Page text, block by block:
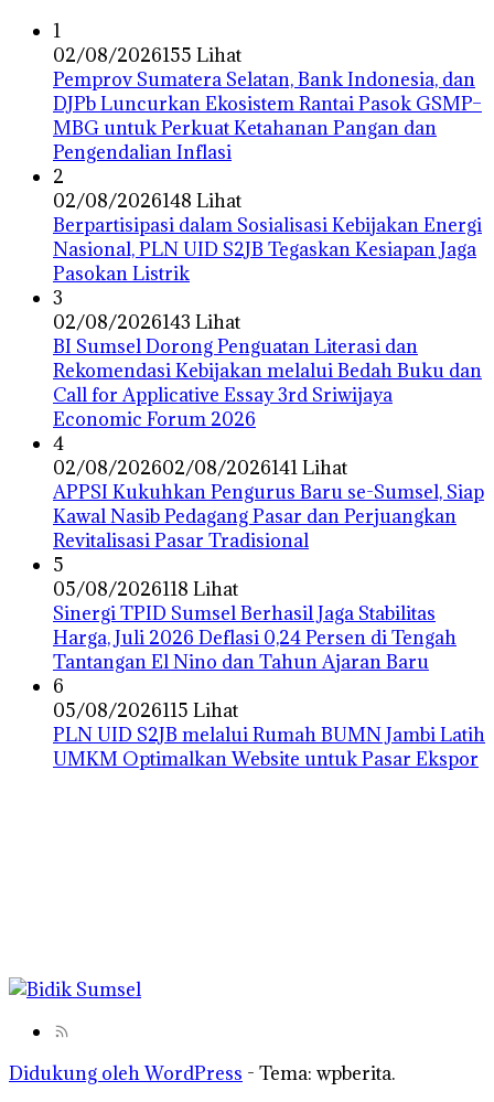
1
02/08/2026155 Lihat
Pemprov Sumatera Selatan, Bank Indonesia, dan
DJPb Luncurkan Ekosistem Rantai Pasok GSMP–
MBG untuk Perkuat Ketahanan Pangan dan
Pengendalian Inflasi
2
02/08/2026148 Lihat
Berpartisipasi dalam Sosialisasi Kebijakan Energi
Nasional, PLN UID S2JB Tegaskan Kesiapan Jaga
Pasokan Listrik
3
02/08/2026143 Lihat
BI Sumsel Dorong Penguatan Literasi dan
Rekomendasi Kebijakan melalui Bedah Buku dan
Call for Applicative Essay 3rd Sriwijaya
Economic Forum 2026
4
02/08/202602/08/2026141 Lihat
APPSI Kukuhkan Pengurus Baru se-Sumsel, Siap
Kawal Nasib Pedagang Pasar dan Perjuangkan
Revitalisasi Pasar Tradisional
5
05/08/2026118 Lihat
Sinergi TPID Sumsel Berhasil Jaga Stabilitas
Harga, Juli 2026 Deflasi 0,24 Persen di Tengah
Tantangan El Nino dan Tahun Ajaran Baru
6
05/08/2026115 Lihat
PLN UID S2JB melalui Rumah BUMN Jambi Latih
UMKM Optimalkan Website untuk Pasar Ekspor
Didukung oleh WordPress - Tema: wpberita.